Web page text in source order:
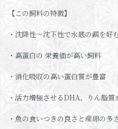
【この飼料の特徴】
・沈降性～沈下性で水底の餌を好
・高蛋白の 栄養価が高い飼料
・消化吸収の高い蛋白質が豊富
・活力増強させるDHA、りん脂質
・魚の食いつきの良さと産卵の多